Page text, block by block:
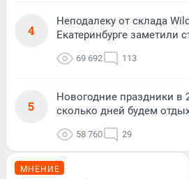
4
Неподалеку от склада
Екатеринбурге заметили
69 692 113
5
Новогодние праздники в
сколько дней будем
58 760 29
МНЕНИЕ